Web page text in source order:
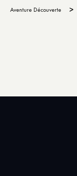
Aventure Découverte >